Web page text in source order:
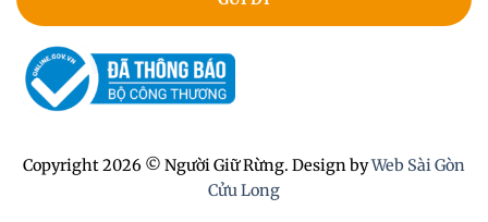
Copyright 2026 © Người Giữ Rừng. Design byWeb Sài Gòn
Cửu Long